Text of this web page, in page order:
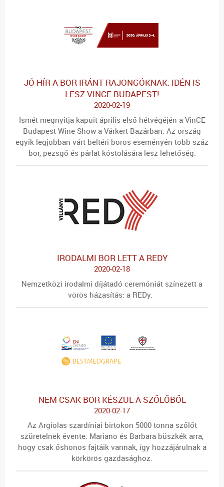
JÓ HÍR A BOR IRÁNT RAJONGÓKNAK: IDÉN IS
LESZ VINCE BUDAPEST!
2020-02-19
Ismét megnyitja kapuit április első hétvégéjén a VinCE
Budapest Wine Show a Várkert Bazárban. Az ország
egyik legjobban várt beltéri boros eseményén több száz
bor, pezsgő és párlat kóstolására lesz lehetőség.
IRODALMI BOR LETT A REDY
2020-02-18
Nemzetközi irodalmi díjátadó ceremóniát színezett a
vörös házasítás: a REDy.
NEM CSAK BOR KÉSZÜL A SZŐLŐBŐL
2020-02-17
Az Argiolas szardíniai birtokon 5000 tonna szőlőt
szüretelnek évente. Mariano és Barbara büszkék arra,
hogy csak őshonos fajtáik vannak, így hozzájárulnak a
körkörös gazdasághoz.